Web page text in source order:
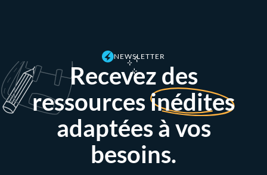
NEWSLETTER
Recevez des
ressourcesinédites
adaptées à vos
besoins.